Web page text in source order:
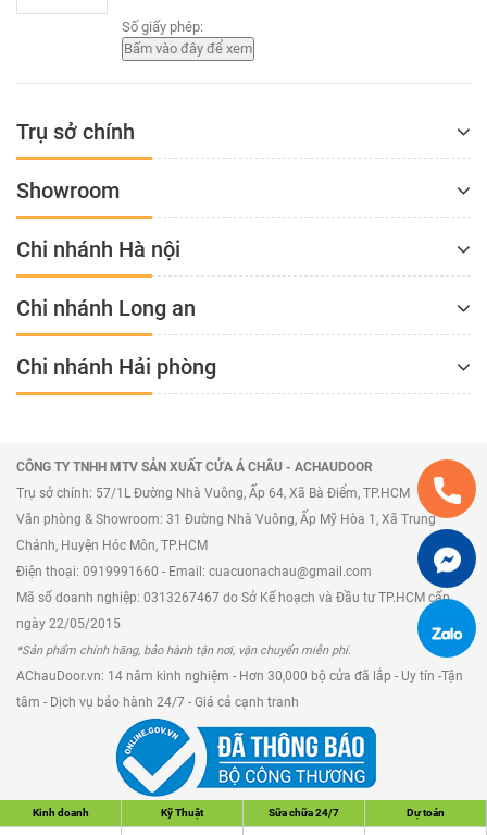
Số giấy phép:
Trụ sở chính
Showroom
Chi nhánh Hà nội
Chi nhánh Long an
Chi nhánh Hải phòng
CÔNG TY TNHH MTV SẢN XUẤT CỬA Á CHÂU - ACHAUDOOR
Trụ sở chính: 57/1L Đường Nhà Vuông, Ấp 64, Xã Bà Điểm, TP.HCM
Văn phòng & Showroom: 31 Đường Nhà Vuông, Ấp Mỹ Hòa 1, Xã Trung
Chánh, Huyện Hóc Môn, TP.HCM
Điện thoại: 0919991660 - Email: cuacuonachau@gmail.com
Mã số doanh nghiệp: 0313267467 do Sở Kế hoạch và Đầu tư TP.HCM cấp
ngày 22/05/2015
*Sản phẩm chính hãng, bảo hành tận nơi, vận chuyển miễn phí.
AChauDoor.vn: 14 năm kinh nghiệm - Hơn 30,000 bộ cửa đã lắp - Uy tín -Tận
tâm - Dịch vụ bảo hành 24/7 - Giá cả cạnh tranh
Kinh doanh Kỹ Thuật Sữa chữa 24/7 Dự toán